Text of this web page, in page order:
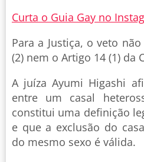
Curta o Guia Gay no
Para a Justiça, o veto
(2) nem o Artigo 14 (1) da
A juíza Ayumi Higashi
entre um casal
constitui uma definição
e que a exclusão do
do mesmo sexo é válida.